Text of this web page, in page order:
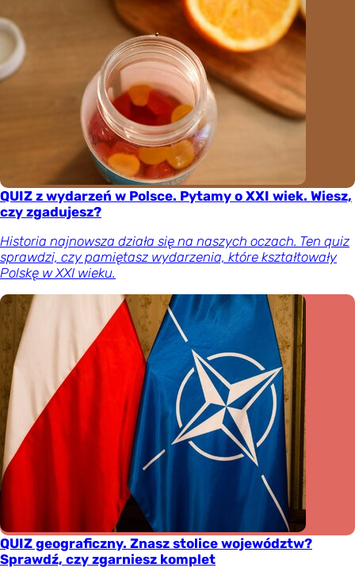
QUIZ z wydarzeń w Polsce. Pytamy o XXI wiek. Wiesz,
czy zgadujesz?
Historia najnowsza działa się na naszych oczach. Ten quiz
sprawdzi, czy pamiętasz wydarzenia, które kształtowały
Polskę w XXI wieku.
QUIZ geograficzny. Znasz stolice województw?
Sprawdź, czy zgarniesz komplet